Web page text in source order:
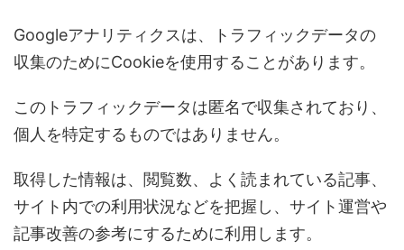
Googleアナリティクスは、トラフィックデータの
収集のためにCookieを使用することがあります。
このトラフィックデータは匿名で収集されており、
個人を特定するものではありません。
取得した情報は、閲覧数、よく読まれている記事、
サイト内での利用状況などを把握し、サイト運営や
記事改善の参考にするために利用します。